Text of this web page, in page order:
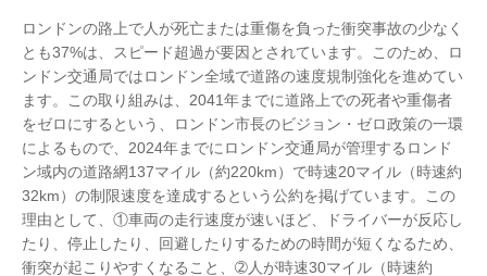
ロンドンの路上で人が死亡または重傷を負った衝突事故の少なく
とも37%は、スピード超過が要因とされています。このため、ロ
ンドン交通局ではロンドン全域で道路の速度規制強化を進めてい
ます。この取り組みは、2041年までに道路上での死者や重傷者
をゼロにするという、ロンドン市長のビジョン・ゼロ政策の一環
によるもので、2024年までにロンドン交通局が管理するロンド
ン域内の道路網137マイル（約220km）で時速20マイル（時速約
32km）の制限速度を達成するという公約を掲げています。この
理由として、①車両の走行速度が速いほど、ドライバーが反応し
たり、停止したり、回避したりするための時間が短くなるため、
衝突が起こりやすくなること、➁人が時速30マイル（時速約